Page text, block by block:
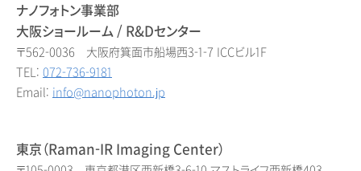
ナノフォトン事業部
大阪ショールーム / R&Dセンター
〒562-0036 大阪府箕面市船場西3-1-7 ICCビル1F
TEL: 072-736-9181
Email: info@nanophoton.jp
東京（Raman-IR Imaging Center）